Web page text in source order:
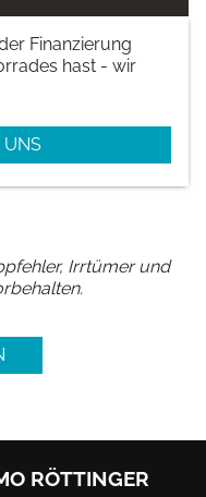
Finanzierung
hast - wir
UNS
Irrtümer und
RÖTTINGER